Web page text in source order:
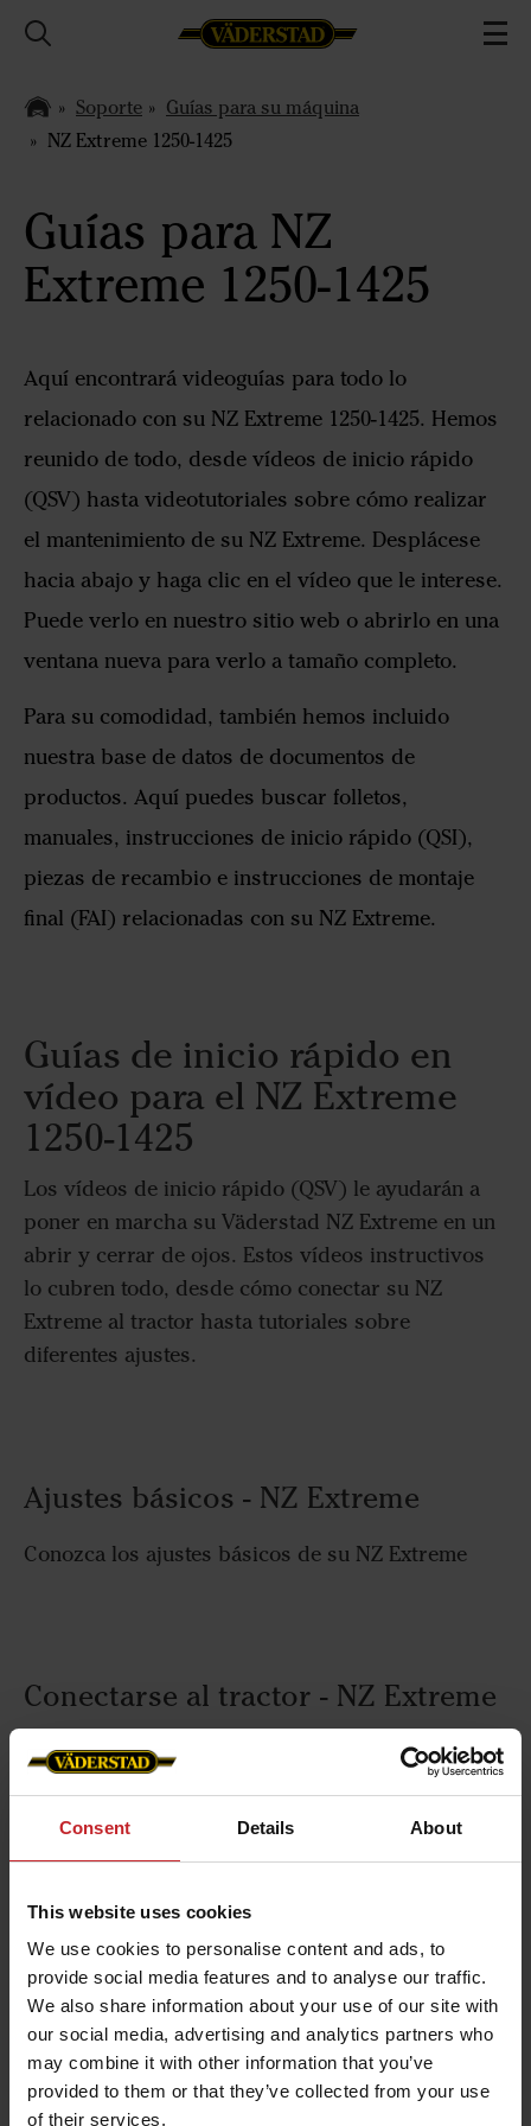
Consent Details About
This website uses cookies
We use cookies to personalise content and ads, to
provide social media features and to analyse our traffic.
We also share information about your use of our site with
our social media, advertising and analytics partners who
may combine it with other information that you’ve
provided to them or that they’ve collected from your use
of their services.
Soporte
Guías para su máquina
NZ Extreme 1250-1425
Guías para NZ
Extreme 1250-1425
Aquí encontrará videoguías para todo lo
relacionado con su NZ Extreme 1250-1425. Hemos
reunido de todo, desde vídeos de inicio rápido
(QSV) hasta videotutoriales sobre cómo realizar
el mantenimiento de su NZ Extreme. Desplácese
hacia abajo y haga clic en el vídeo que le interese.
Puede verlo en nuestro sitio web o abrirlo en una
ventana nueva para verlo a tamaño completo.
Para su comodidad, también hemos incluido
nuestra base de datos de documentos de
productos. Aquí puedes buscar folletos,
manuales, instrucciones de inicio rápido (QSI),
piezas de recambio e instrucciones de montaje
final (FAI) relacionadas con su NZ Extreme.
Guías de inicio rápido en
vídeo para el NZ Extreme
1250-1425
Los vídeos de inicio rápido (QSV) le ayudarán a
poner en marcha su Väderstad NZ Extreme en un
abrir y cerrar de ojos. Estos vídeos instructivos
lo cubren todo, desde cómo conectar su NZ
Extreme al tractor hasta tutoriales sobre
diferentes ajustes.
Ajustes básicos - NZ Extreme
Conozca los ajustes básicos de su NZ Extreme
Conectarse al tractor - NZ Extreme
Aprenda a conectar su NZ Extreme al tractor.
Conozca los ajustes de campo de su NZ Extreme.